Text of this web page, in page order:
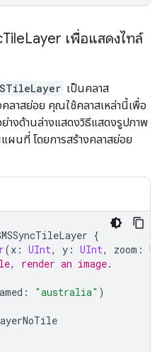
TileLayer เพื่อแสดงไทล์
เป็นคลาส
ลาสย่อย คุณใช้คลาสเหล่านี้เพื่อ
ย่างด้านล่างแสดงวิธีแสดงรูปภาพ
ผนที่ โดยการสร้างคลาสย่อย
{
(x : UInt, y : UInt, zoom :
render an image.
: "australia" )